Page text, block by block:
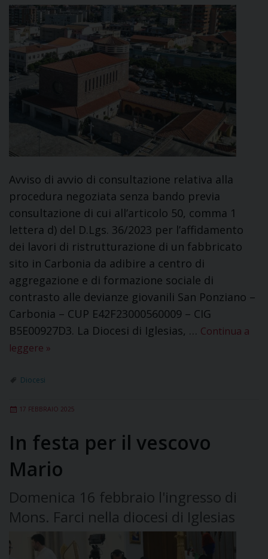
Avviso di avvio di consultazione relativa alla
procedura negoziata senza bando previa
consultazione di cui all’articolo 50, comma 1
lettera d) del D.Lgs. 36/2023 per l’affidamento
dei lavori di ristrutturazione di un fabbricato
sito in Carbonia da adibire a centro di
aggregazione e di formazione sociale di
contrasto alle devianze giovanili San Ponziano –
Carbonia – CUP E42F23000560009 – CIG
B5E00927D3. La Diocesi di Iglesias, … Continua a
leggere »
Diocesi
17 FEBBRAIO 2025
In festa per il vescovo
Mario
Domenica 16 febbraio l'ingresso di
Mons. Farci nella diocesi di Iglesias